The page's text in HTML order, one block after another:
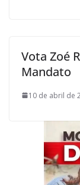
Vota Zoé
Mandato
10 de abril de